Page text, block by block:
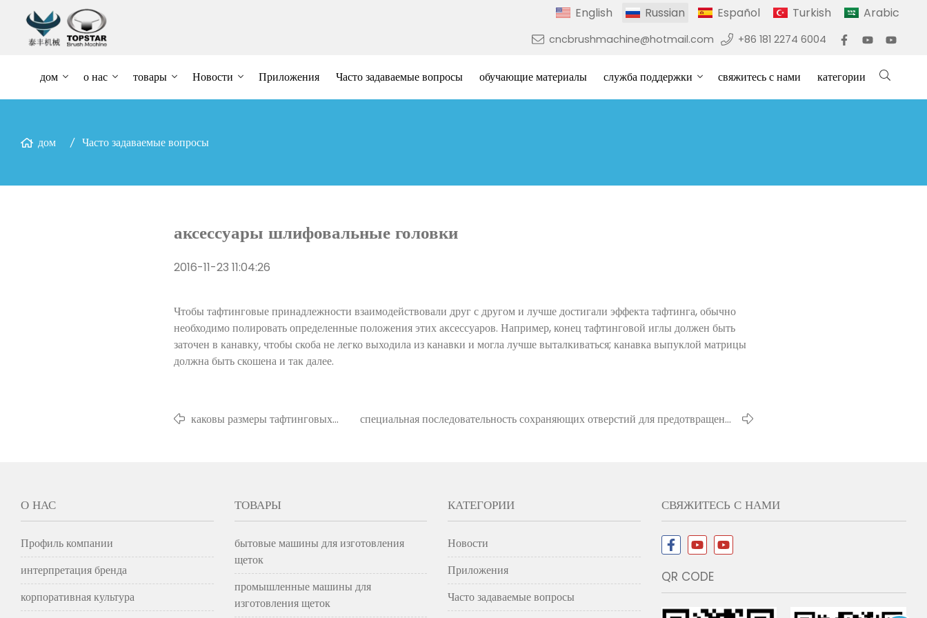
English Russian Español Turkish Arabic
cncbrushmachine@hotmail.com +86 181 2274 6004
дом о нас товары Новости Приложения Часто задаваемые вопросы обучающие материалы служба поддержки свяжитесь с нами категории
дом Часто задаваемые вопросы
аксессуары шлифовальные головки
2016-11-23 11:04:26
Чтобы тафтинговые принадлежности взаимодействовали друг с другом и лучше достигали эффекта тафтинга, обычно
необходимо полировать определенные положения этих аксессуаров. Например, конец тафтинговой иглы должен быть
заточен в канавку, чтобы скоба не легко выходила из канавки и могла лучше выталкиваться; канавка выпуклой матрицы
должна быть скошена и так далее.
каковы размеры тафтинговых
специальная последовательность сохраняющих отверстий для предотвращения
О НАС
Профиль компании
интерпретация бренда
корпоративная культура
ТОВАРЫ
бытовые машины для изготовления
щеток
промышленные машины для
изготовления щеток
КАТЕГОРИИ
Новости
Приложения
Часто задаваемые вопросы
СВЯЖИТЕСЬ С НАМИ
QR CODE